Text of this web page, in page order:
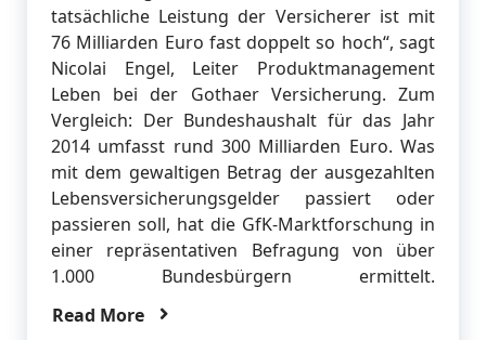
tatsächliche Leistung der Versicherer ist mit
76 Milliarden Euro fast doppelt so hoch“, sagt
Nicolai Engel, Leiter Produktmanagement
Leben bei der Gothaer Versicherung. Zum
Vergleich: Der Bundeshaushalt für das Jahr
2014 umfasst rund 300 Milliarden Euro. Was
mit dem gewaltigen Betrag der ausgezahlten
Lebensversicherungsgelder passiert oder
passieren soll, hat die GfK-Marktforschung in
einer repräsentativen Befragung von über
1.000 Bundesbürgern ermittelt.
Read More